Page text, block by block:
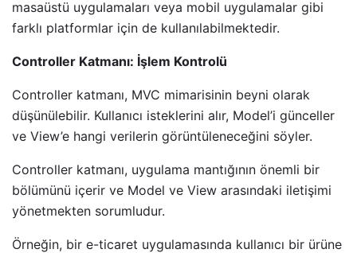
masaüstü uygulamaları veya mobil uygulamalar gibi
farklı platformlar için de kullanılabilmektedir.
Controller Katmanı: İşlem Kontrolü
Controller katmanı, MVC mimarisinin beyni olarak
düşünülebilir. Kullanıcı isteklerini alır, Model’i günceller
ve View’e hangi verilerin görüntüleneceğini söyler.
Controller katmanı, uygulama mantığının önemli bir
bölümünü içerir ve Model ve View arasındaki iletişimi
yönetmekten sorumludur.
Örneğin, bir e-ticaret uygulamasında kullanıcı bir ürüne